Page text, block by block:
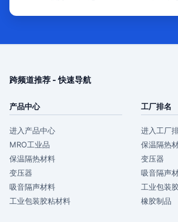
跨频道推荐 - 快速导航
产品中心
进入产品中心
MRO工业品
保温隔热材料
变压器
吸音隔声材料
工业包装胶粘材料
工厂排名
进入工厂
保温隔热
变压器
吸音隔声
工业包装
橡胶制品